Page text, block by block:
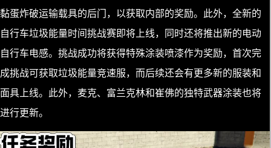
黏蛋炸破运输载具的后门，以获取内部的奖励。此外，全新的
自行车垃圾能量时间挑战赛即将上线，同时还将推出新的电动
自行车电感。挑战成功将获得特殊涂装喷漆作为奖励，首次完
成挑战可获取垃圾能量竞速服，而后续还会有更多新的服装和
面具上线。此外，麦克、富兰克林和崔佛的独特武器涂装也将
进行更新。